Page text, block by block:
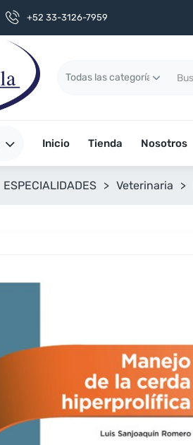
+52 33-3126-7959
Inicio Tienda Nosotros
ESPECIALIDADES > Veterinaria >